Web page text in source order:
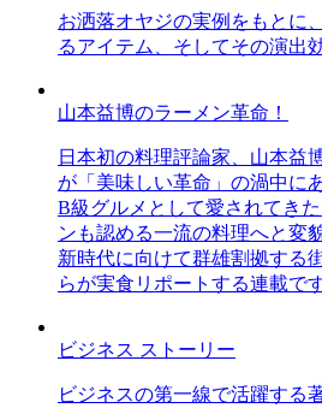
お洒落オヤジの実例をもとに
るアイテム、そしてその演出
山本益博のラーメン革命！
日本初の料理評論家、山本益
が「美味しい革命」の渦中に
B級グルメとして愛されてき
ンも認める一流の料理へと変
新時代に向けて群雄割拠する
らが実食リポートする連載です
ビジネス ストーリー
ビジネスの第一線で活躍する